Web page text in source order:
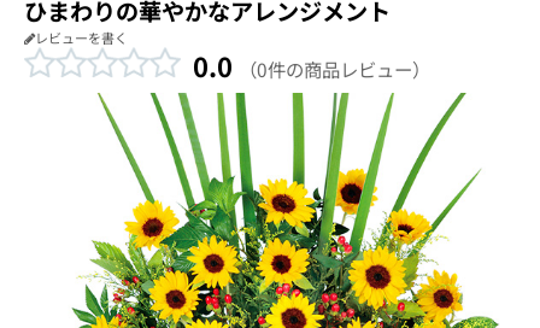
ひまわりの華やかなアレンジメント
レビューを書く
0.0 （0件の商品レビュー）